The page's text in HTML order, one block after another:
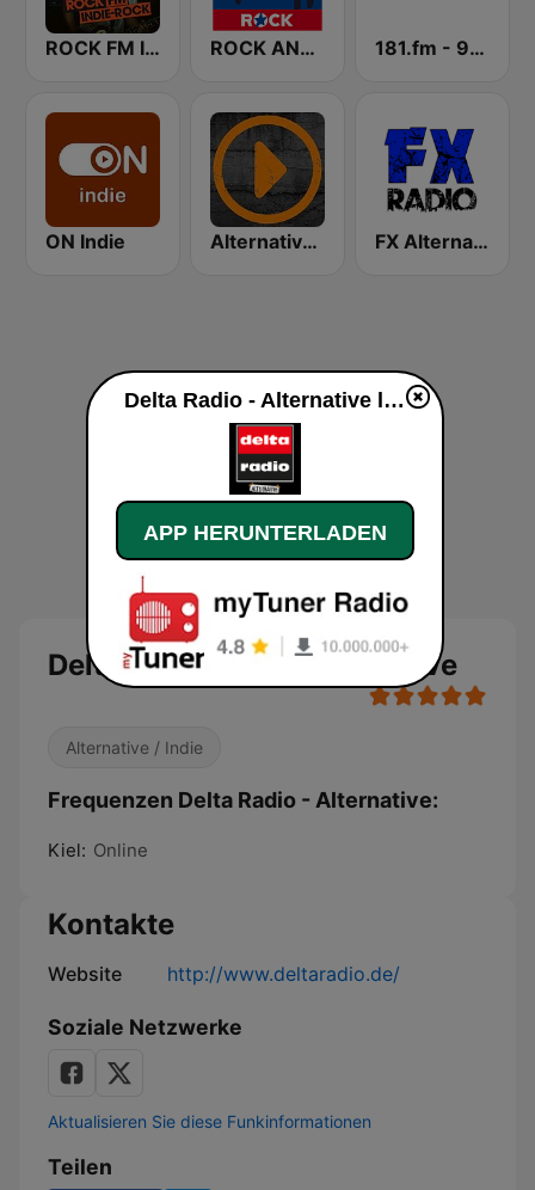
ROCK FM INDIE ROCK ROCK ANTENNE Grunge 181.fm - 90's Alternative
ON Indie Alternative FM FX Alternative Radio
Delta Radio - Alternative Live
Alternative / Indie
Frequenzen Delta Radio - Alternative:
Kiel: Online
Kontakte
Website http://www.deltaradio.de/
Soziale Netzwerke
Aktualisieren Sie diese Funkinformationen
Teilen
Delta Radio - Alternative live
APP HERUNTERLADEN